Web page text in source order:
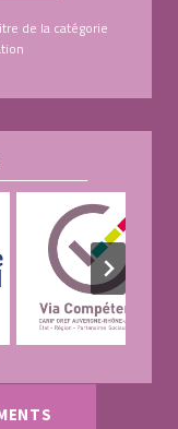
de la catégorie